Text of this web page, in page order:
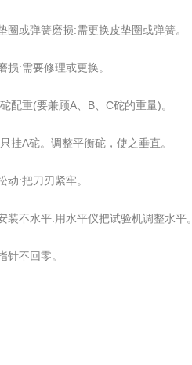
圈或弹簧磨损:需更换皮垫圈或弹簧。
损:需要修理或更换。
配重(要兼顾A、B、C砣的重量)。
挂A砣。调整平衡砣，使之垂直。
动:把刀刃紧牢。
装不水平:用水平仪把试验机调整水平。
针不回零。